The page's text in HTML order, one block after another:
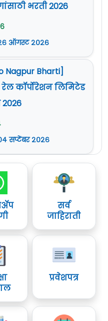
भरती 2026
ऑगस्ट २०२६
Nagpur Bharti]
रेल कॉर्पोरेशन लिमिटेड
सप्टेंबर २०२६
सर्व
जाहिराती
प्रवेशपत्र